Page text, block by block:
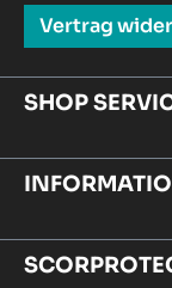
Vertrag
SHOP